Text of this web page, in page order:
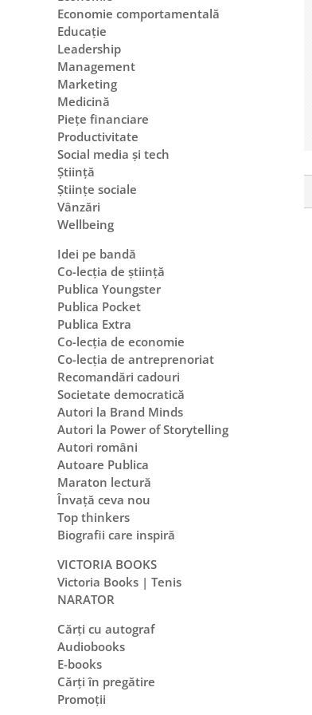
Economie comportamentală
Educație
Leadership
Management
Marketing
Medicină
Piețe financiare
Productivitate
Social media și tech
Știință
Științe sociale
Vânzări
Wellbeing
Idei pe bandă
Co-lecția de știință
Publica Youngster
Publica Pocket
Publica Extra
Co-lecția de economie
Co-lecția de antreprenoriat
Recomandări cadouri
Societate democratică
Autori la Brand Minds
Autori la Power of Storytelling
Autori români
Autoare Publica
Maraton lectură
Învață ceva nou
Top thinkers
Biografii care inspiră
VICTORIA BOOKS
Victoria Books | Tenis
NARATOR
Cărți cu autograf
Audiobooks
E-books
Cărți în pregătire
Promoții